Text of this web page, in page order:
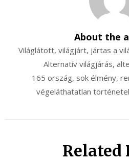
About the
Világlátott, világjárt, jártas a
Alternatív világjárás,
165 ország, sok élmény,
végeláthatatlan
Related